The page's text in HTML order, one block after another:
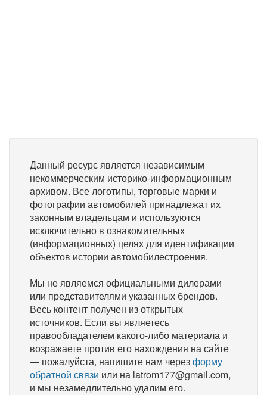
Данный ресурс является независимым
некоммерческим историко-информационным
архивом. Все логотипы, торговые марки и
фотографии автомобилей принадлежат их
законным владельцам и используются
исключительно в ознакомительных
(информационных) целях для идентификации
объектов истории автомобилестроения.
Мы не являемся официальными дилерами
или представителями указанных брендов.
Весь контент получен из открытых
источников. Если вы являетесь
правообладателем какого-либо материала и
возражаете против его нахождения на сайте
— пожалуйста, напишите нам черезформу
обратной связи или на latrom177@gmail.com,
и мы незамедлительно удалим его.